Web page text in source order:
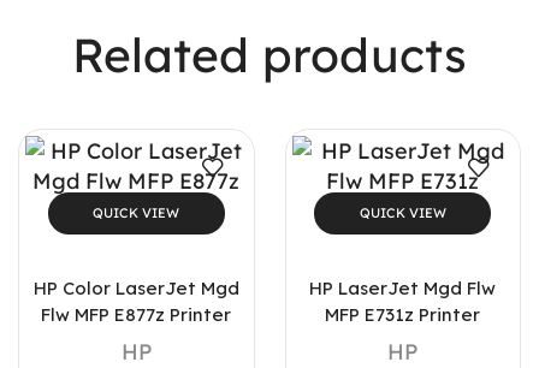
Related products
QUICK VIEW
HP Color LaserJet Mgd
Flw MFP E877z Printer
HP
QUICK VIEW
HP LaserJet Mgd Flw
MFP E731z Printer
HP